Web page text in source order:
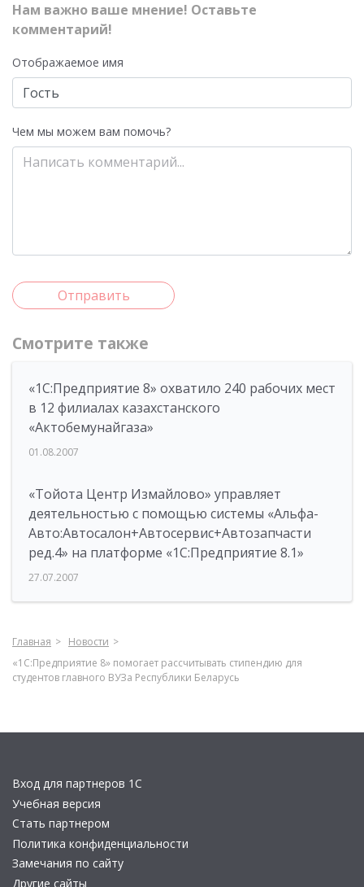
Нам важно ваше мнение! Оставьте
комментарий!
Отображаемое имя
Чем мы можем вам помочь?
Отправить
Смотрите также
«1С:Предприятие 8» охватило 240 рабочих мест
в 12 филиалах казахстанского
«Актобемунайгаза»
01.08.2007
«Тойота Центр Измайлово» управляет
деятельностью с помощью системы «Альфа-
Авто:Автосалон+Автосервис+Автозапчасти
ред.4» на платформе «1С:Предприятие 8.1»
27.07.2007
Главная
Новости
«1С:Предприятие 8» помогает рассчитывать стипендию для
студентов главного ВУЗа Республики Беларусь
Вход для партнеров 1С
Учебная версия
Стать партнером
Политика конфиденциальности
Замечания по сайту
Другие сайты